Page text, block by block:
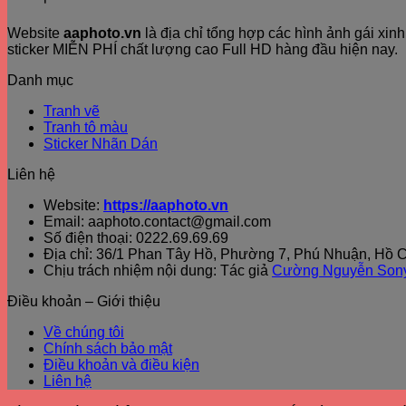
Website aaphoto.vn là địa chỉ tổng hợp các hình ảnh gái
sticker MIỄN PHÍ chất lượng cao Full HD hàng đầu hiện nay.
Danh mục
Tranh vẽ
Tranh tô màu
Sticker Nhãn Dán
Liên hệ
Website: https://aaphoto.vn
Email: aaphoto.contact@gmail.com
Số điện thoại: 0222.69.69.69
Địa chỉ: 36/1 Phan Tây Hồ, Phường 7, Phú Nhuận, Hồ
Chịu trách nhiệm nội dung: Tác giả Cường Nguyễn
Điều khoản – Giới thiệu
Về chúng tôi
Chính sách bảo mật
Điều khoản và điều kiện
Liên hệ